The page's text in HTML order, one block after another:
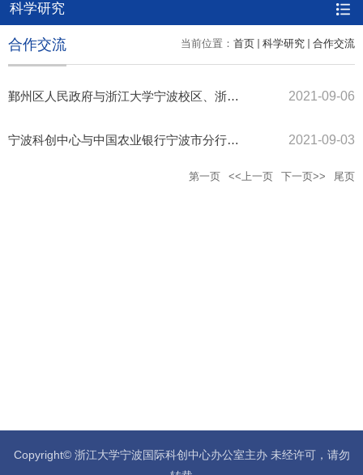
科学研究
当前位置： 首页 科学研究 合作交流
合作交流
鄞州区人民政府与浙江大学宁波校区、浙大宁波理工学院签署三方战... 2021-09-06
宁波科创中心与中国农业银行宁波市分行签署战略合作协议 2021-09-03
第一页 <<上一页 下一页>> 尾页
Copyright© 浙江大学宁波国际科创中心办公室主办 未经许可，请勿